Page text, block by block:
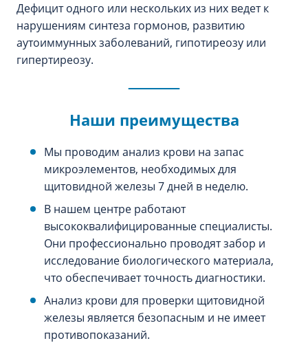
Дефицит одного или нескольких из них ведет к
нарушениям синтеза гормонов, развитию
аутоиммунных заболеваний, гипотиреозу или
гипертиреозу.
Наши преимущества
Мы проводим анализ крови на запас
микроэлементов, необходимых для
щитовидной железы 7 дней в неделю.
В нашем центре работают
высококвалифицированные специалисты.
Они профессионально проводят забор и
исследование биологического материала,
что обеспечивает точность диагностики.
Анализ крови для проверки щитовидной
железы является безопасным и не имеет
противопоказаний.